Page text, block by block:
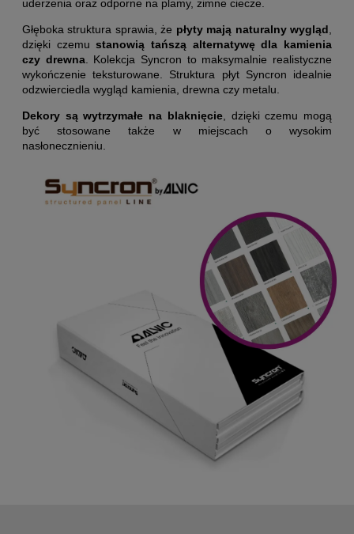
uderzenia oraz odporne na plamy, zimne ciecze.
Głęboka struktura sprawia, że płyty mają naturalny wygląd
dzięki czemustanowią tańszą alternatywę dla kamienia
czy drewna. Kolekcja Syncron to maksymalnie realistyczne
wykończenie teksturowane. Struktura płyt Syncron idealnie
odzwierciedla wygląd kamienia, drewna czy metalu.
Dekory są wytrzymałe na blaknięcie, dzięki czemu mogą
być stosowane także w miejscach o wysokim
nasłonecznieniu.